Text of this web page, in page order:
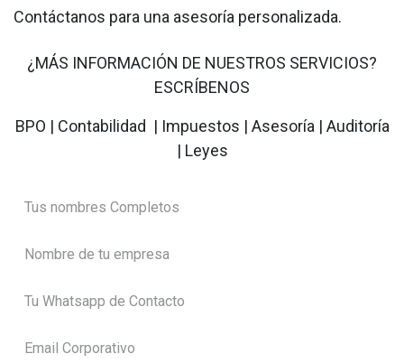
Contáctanos para una asesoría personalizada.
¿MÁS INFORMACIÓN DE NUESTROS SERVICIOS?
ESCRÍBENOS
BPO | Contabilidad | Impuestos | Asesoría | Auditoría
| Leyes